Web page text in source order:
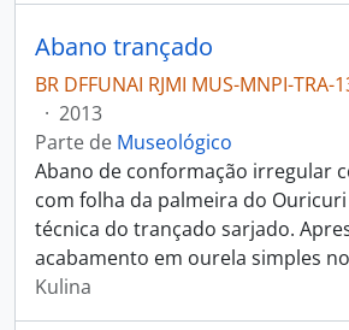
Abano trançado
BR DFFUNAI RJMI MUS-MNPI-TRA-
· 2013
Parte de Museológico
Abano de conformação irregular
com folha da palmeira do
técnica do trançado sarjado.
acabamento em ourela simples
Kulina